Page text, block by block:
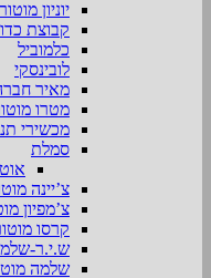
יוניון
קבוצת
כלמוביל
לובינסקי
מאיר
מטרו
מכשירי
סמלת
צ’יינה
צ’מפיון
קרסו
ש.י.ר-
שלמה